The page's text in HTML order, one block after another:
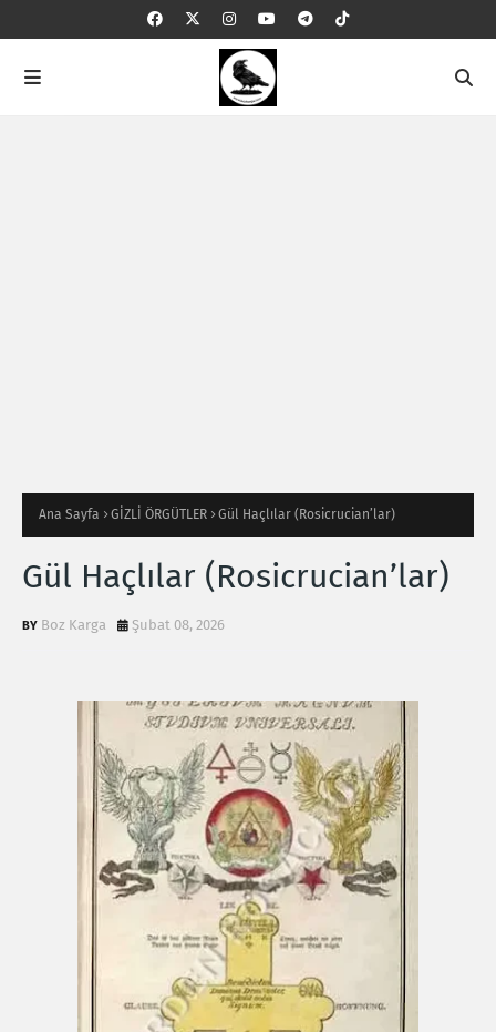
Ana Sayfa GİZLİ ÖRGÜTLER Gül Haçlılar (Rosicrucian’lar)
Gül Haçlılar (Rosicrucian’lar)
Boz Karga Şubat 08, 2026